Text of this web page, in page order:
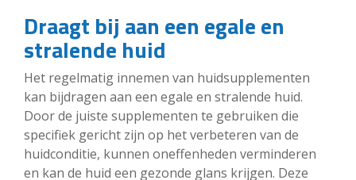
Draagt bij aan een egale en
stralende huid
Het regelmatig innemen van huidsupplementen
kan bijdragen aan een egale en stralende huid.
Door de juiste supplementen te gebruiken die
specifiek gericht zijn op het verbeteren van de
huidconditie, kunnen oneffenheden verminderen
en kan de huid een gezonde glans krijgen. Deze